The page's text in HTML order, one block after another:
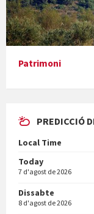
Presentació del
En Bum
Patrimoni
PREDICCIÓ
Local Time
Today
7 d'agost de 2026
Dissabte
8 d'agost de 2026